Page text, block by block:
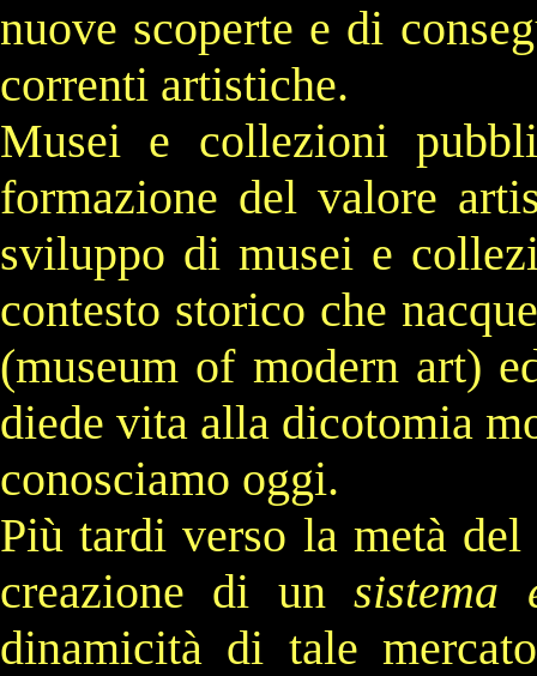
nuove scoperte e di
correnti artistiche.
Musei e collezioni
formazione del valore
sviluppo di musei e
contesto storico che
(museum of modern art)
diede vita alla dicotomia
conosciamo oggi.
Più tardi verso la metà
creazione di unsistema
dinamicità di tale